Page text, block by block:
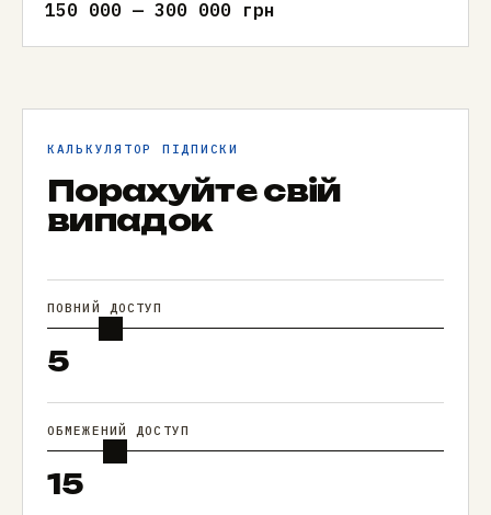
150 000 — 300 000 грн
КАЛЬКУЛЯТОР ПІДПИСКИ
Порахуйте свій
випадок
ПОВНИЙ ДОСТУП
5
ОБМЕЖЕНИЙ ДОСТУП
15